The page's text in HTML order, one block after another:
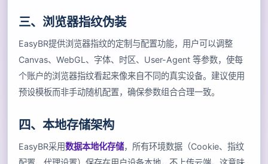
三、浏览器指纹伪装
EasyBR提供浏览器指纹的定制与配置功能，用户可以调整
Canvas、WebGL、字体、时区、User-Agent 等参数，使每
个账户的浏览器指纹看起来像来自不同的真实设备。建议使用
预设模板而非手动随机配置，确保参数组合合理一致。
四、本地存储架构
EasyBR采用数据本地化存储，所有环境数据（Cookie、指纹